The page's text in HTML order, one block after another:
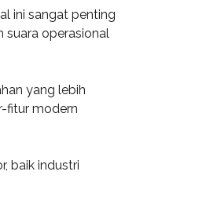
ini sangat penting
suara operasional
yang lebih
fitur modern
baik industri